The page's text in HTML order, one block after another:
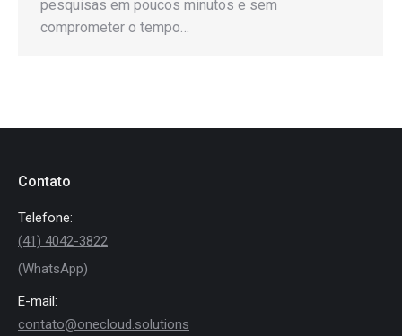
pesquisas em poucos minutos e sem
comprometer o tempo…
Contato
Telefone:
(41) 4042-3822
(WhatsApp)
E-mail:
contato@onecloud.solutions